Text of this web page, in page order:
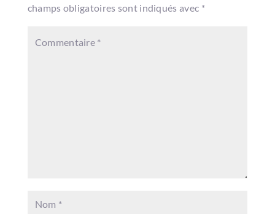
champs obligatoires sont indiqués avec *